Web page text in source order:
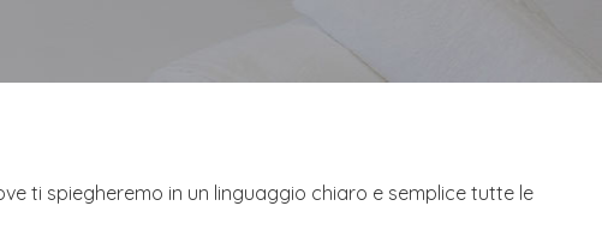
ti spiegheremo in un linguaggio chiaro e semplice tutte le